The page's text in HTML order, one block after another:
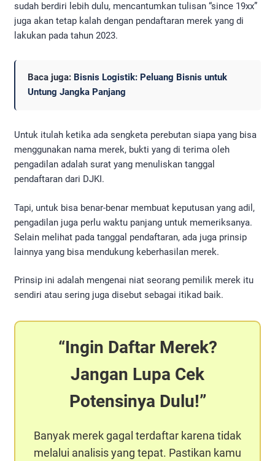
sudah berdiri lebih dulu, mencantumkan tulisan “since 19xx”
juga akan tetap kalah dengan pendaftaran merek yang di
lakukan pada tahun 2023.
Baca juga: Bisnis Logistik: Peluang Bisnis untuk
Untung Jangka Panjang
Untuk itulah ketika ada sengketa perebutan siapa yang bisa
menggunakan nama merek, bukti yang di terima oleh
pengadilan adalah surat yang menuliskan tanggal
pendaftaran dari DJKI.
Tapi, untuk bisa benar-benar membuat keputusan yang adil,
pengadilan juga perlu waktu panjang untuk memeriksanya.
Selain melihat pada tanggal pendaftaran, ada juga prinsip
lainnya yang bisa mendukung keberhasilan merek.
Prinsip ini adalah mengenai niat seorang pemilik merek itu
sendiri atau sering juga disebut sebagai itikad baik.
Ingin Daftar Merek?
Jangan Lupa Cek
Potensinya Dulu!
Banyak merek gagal terdaftar karena tidak
melalui analisis yang tepat. Pastikan kamu